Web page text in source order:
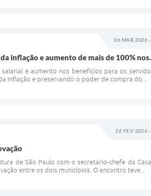
06 MAR 2026
inflação e aumento de mais de 100%
e aumento nos benefícios para os
inflação e preservando o poder de compra do...
26 FEV 2026
de São Paulo com o secretário-chefe da Casa
entre os dois municípios. O encontro teve...